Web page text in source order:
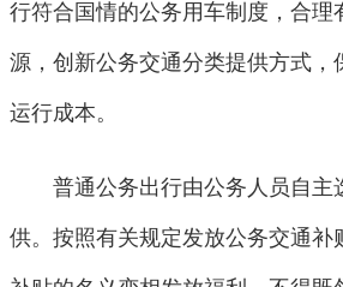
行符合国情的公务用车制度，合理
源，创新公务交通分类提供方式，
运行成本。
普通公务出行由公务人员自主
供。按照有关规定发放公务交通补